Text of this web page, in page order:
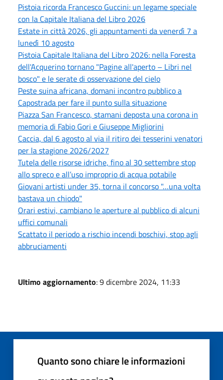
Pistoia ricorda Francesco Guccini: un legame speciale
con la Capitale Italiana del Libro 2026
Estate in città 2026, gli appuntamenti da venerdì 7 a
lunedì 10 agosto
Pistoia Capitale Italiana del Libro 2026: nella Foresta
dell'Acquerino tornano "Pagine all'aperto – Libri nel
bosco" e le serate di osservazione del cielo
Peste suina africana, domani incontro pubblico a
Capostrada per fare il punto sulla situazione
Piazza San Francesco, stamani deposta una corona in
memoria di Fabio Gori e Giuseppe Migliorini
Caccia, dal 6 agosto al via il ritiro dei tesserini venatori
per la stagione 2026/2027
Tutela delle risorse idriche, fino al 30 settembre stop
allo spreco e all’uso improprio di acqua potabile
Giovani artisti under 35, torna il concorso "…una volta
bastava un chiodo"
Orari estivi, cambiano le aperture al pubblico di alcuni
uffici comunali
Scattato il periodo a rischio incendi boschivi, stop agli
abbruciamenti
Ultimo aggiornamento: 9 dicembre 2024, 11:33
Quanto sono chiare le informazioni